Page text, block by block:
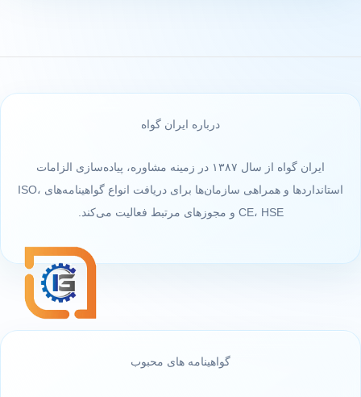
درباره ایران گواه
ایران گواه از سال ۱۳۸۷ در زمینه مشاوره، پیاده‌سازی الزامات
استانداردها و همراهی سازمان‌ها برای دریافت انواع گواهینامه‌های ISO،
CE، HSE و مجوزهای مرتبط فعالیت می‌کند.
گواهینامه های محبوب